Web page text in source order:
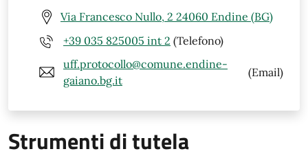
Via Francesco Nullo, 2 24060 Endine (BG)
+39 035 825005 int 2 (Telefono)
uff.protocollo@comune.endine-
gaiano.bg.it
(Email)
Strumenti di tutela